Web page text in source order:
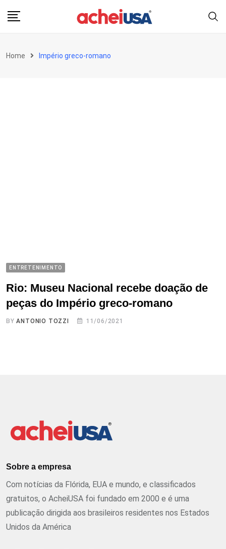
Home Império greco-romano
ENTRETENIMENTO
Rio: Museu Nacional recebe doação de
peças do Império greco-romano
BYANTONIO TOZZI 11/06/2021
Sobre a empresa
Com notícias da Flórida, EUA e mundo, e classificados
gratuitos, o AcheiUSA foi fundado em 2000 e é uma
publicação dirigida aos brasileiros residentes nos Estados
Unidos da América